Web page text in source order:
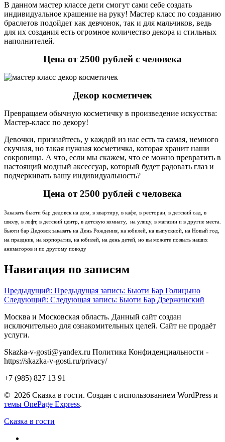
В данном мастер классе дети смогут сами себе создать
индивидуальное крашение на руку! Мастер класс по созданию
браслетов подойдет как девчонок, так и для мальчиков, ведь
для их создания есть огромное количество декора и стильных
наполнителей.
Цена от 2500 рублей с человека
Декор косметичек
Превращаем обычную косметичку в произведение искусства:
Мастер-класс по декору!
Девочки, признайтесь, у каждой из нас есть та самая, немного
скучная, но такая нужная косметичка, которая хранит наши
сокровища. А что, если мы скажем, что ее можно превратить в
настоящий модный аксессуар, который будет радовать глаз и
подчеркивать вашу индивидуальность?
Цена от 2500 рублей с человека
Заказать бьюти бар дедовск на дом, в квартиру, в кафе, в ресторан, в детский сад, в
школу, в лофт, в детский центр, в детскую комнату, на улицу, в магазин и в другие места.
Бьюти бар Дедовск заказать на День Рождения, на юбилей, на выпускной, на Новый год,
на праздник, на корпоратив, на юбилей, на день детей, но вы можете позвать наших
аниматоров и по другому поводу
Навигация по записям
Предыдущий: Предыдущая запись: Бьюти Бар Голицыно
Следующий: Следующая запись: Бьюти Бар Дзержинский
Москва и Московская область. Данный сайт создан
исключительно для ознакомительных целей. Сайт не продаёт
услуги.
Skazka-v-gosti@yandex.ru Политика Конфиденциальности -
https://skazka-v-gosti.ru/privacy/
+7 (985) 827 13 91
© 2026 Сказка в гости. Создан с использованием WordPress и
темы OnePage Express.
Сказка в гости